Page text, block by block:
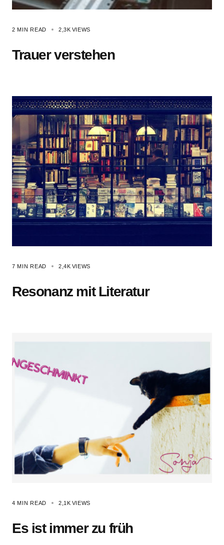
2 MIN READ 2,3K VIEWS
Trauer verstehen
7 MIN READ 2,4K VIEWS
Resonanz mit Literatur
4 MIN READ 2,1K VIEWS
Es ist immer zu früh